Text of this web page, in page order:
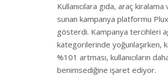
Kullanıcılara gıda, araç
sunan kampanya platformu
gösterdi. Kampanya tercihleri
kategorilerinde yoğunlaşırken,
%101 artması, kullanıcıların
benimsediğine işaret ediyor.